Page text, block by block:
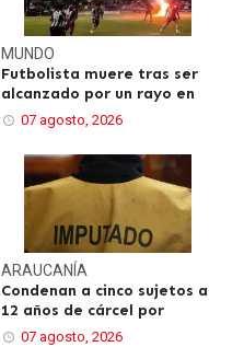
MUNDO
Futbolista muere tras ser
alcanzado por un rayo en
07 agosto, 2026
ARAUCANÍA
Condenan a cinco sujetos a
12 años de cárcel por
07 agosto, 2026